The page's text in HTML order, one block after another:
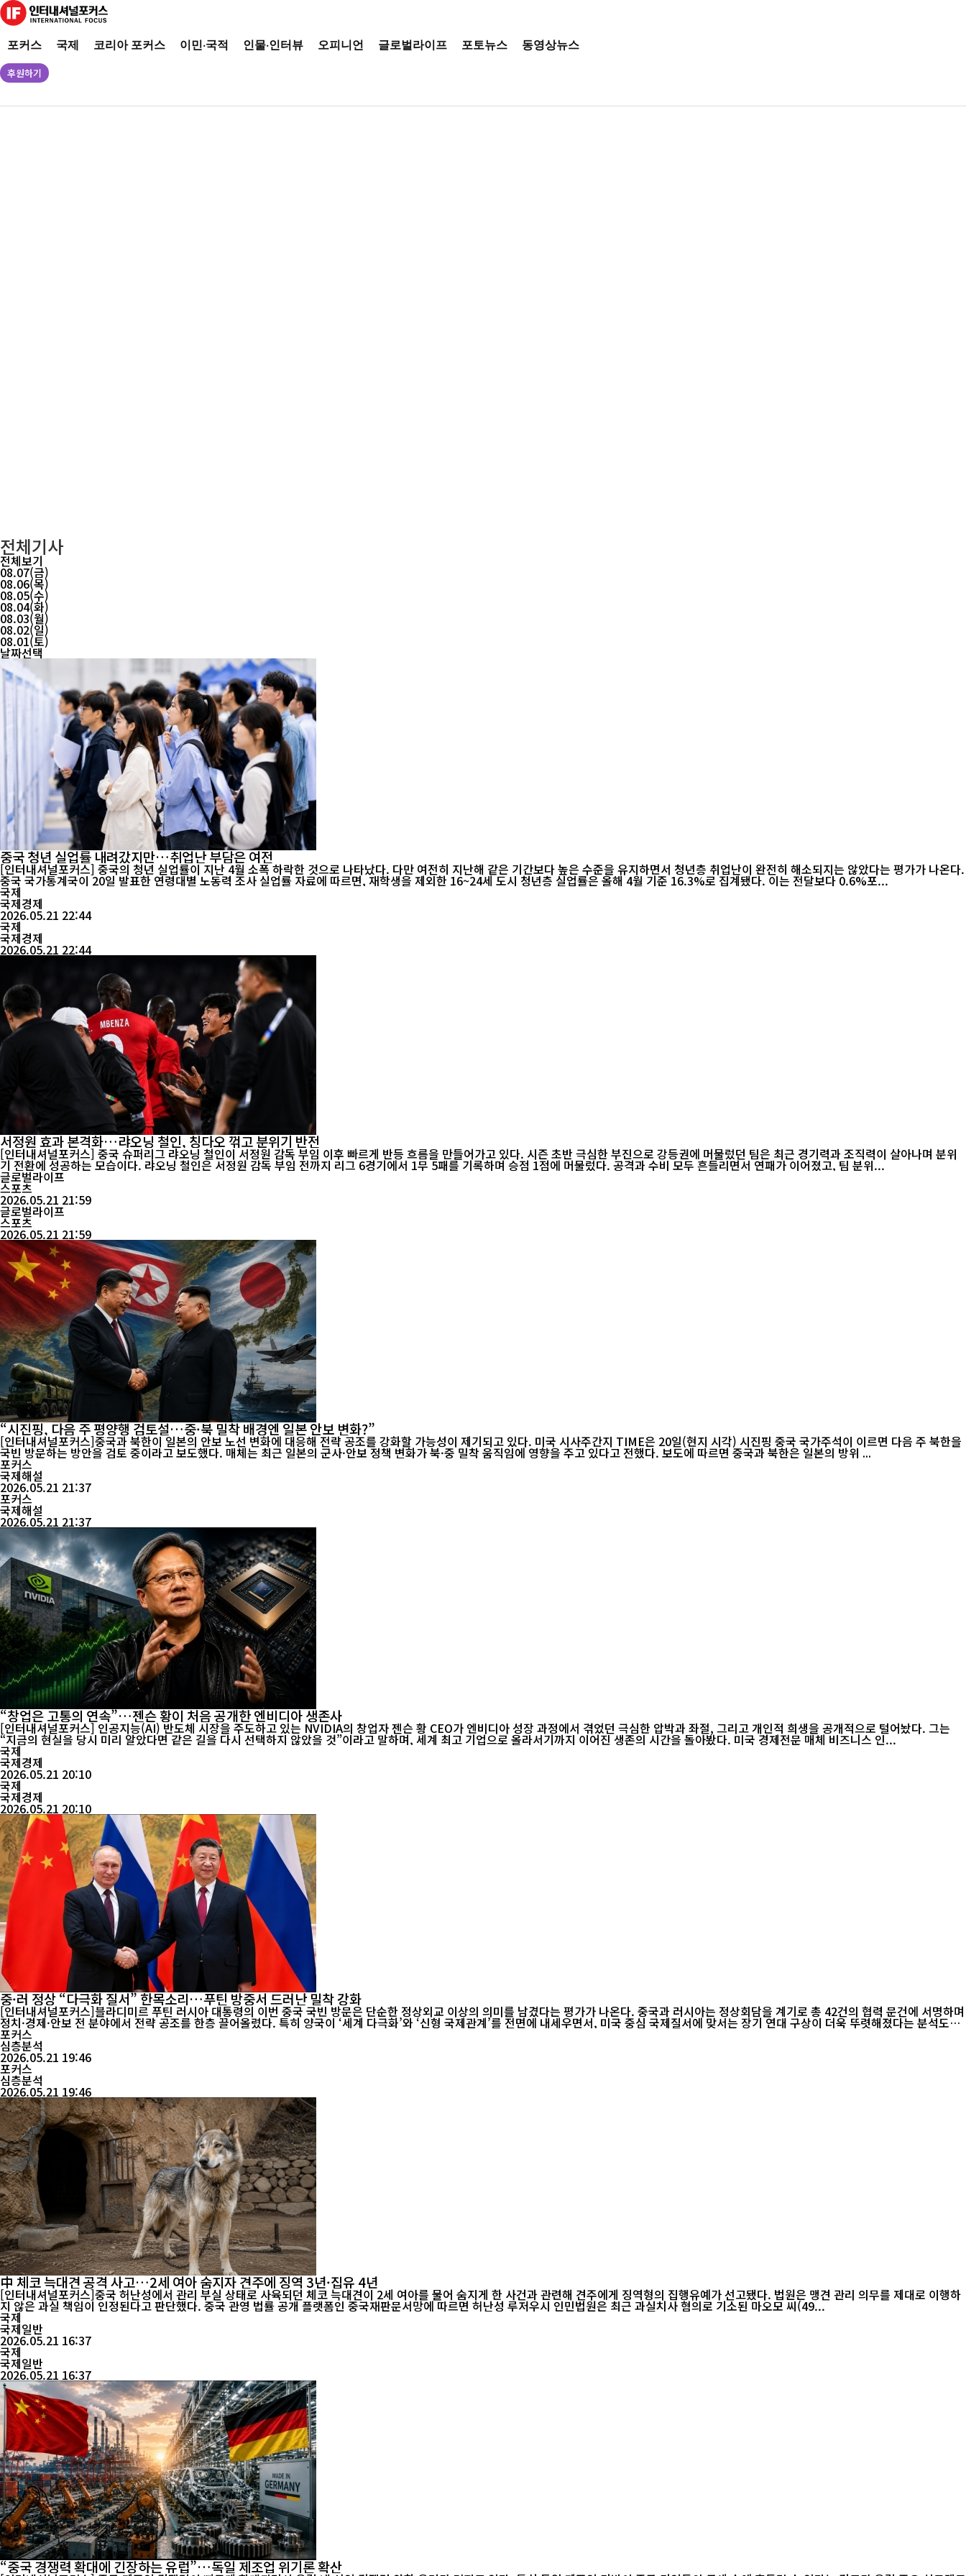
포커스 국제 코리아 포커스 이민·국적 인물·인터뷰 오피니언 글로벌라이프 포토뉴스 동영상뉴스
후원하기
전체기사
전체보기
08.07(금)
08.06(목)
08.05(수)
08.04(화)
08.03(월)
08.02(일)
08.01(토)
날짜선택
중국 청년 실업률 내려갔지만…취업난 부담은 여전
[인터내셔널포커스] 중국의 청년 실업률이 지난 4월 소폭 하락한 것으로 나타났다. 다만 여전히 지난해 같은 기간보다 높은 수준을 유지하면서 청년층 취업난이 완전히 해소되지는 않았다는 평가가 나온다.
중국 국가통계국이 20일 발표한 연령대별 노동력 조사 실업률 자료에 따르면, 재학생을 제외한 16~24세 도시 청년층 실업률은 올해 4월 기준 16.3%로 집계됐다. 이는 전달보다 0.6%포...
국제
국제경제
2026.05.21 22:44
국제
국제경제
2026.05.21 22:44
서정원 효과 본격화…랴오닝 철인, 칭다오 꺾고 분위기 반전
[인터내셔널포커스] 중국 슈퍼리그 랴오닝 철인이 서정원 감독 부임 이후 빠르게 반등 흐름을 만들어가고 있다. 시즌 초반 극심한 부진으로 강등권에 머물렀던 팀은 최근 경기력과 조직력이 살아나며 분위
기 전환에 성공하는 모습이다. 랴오닝 철인은 서정원 감독 부임 전까지 리그 6경기에서 1무 5패를 기록하며 승점 1점에 머물렀다. 공격과 수비 모두 흔들리면서 연패가 이어졌고, 팀 분위...
글로벌라이프
스포츠
2026.05.21 21:59
글로벌라이프
스포츠
2026.05.21 21:59
“시진핑, 다음 주 평양행 검토설…중·북 밀착 배경엔 일본 안보 변화?”
[인터내셔널포커스]중국과 북한이 일본의 안보 노선 변화에 대응해 전략 공조를 강화할 가능성이 제기되고 있다. 미국 시사주간지 TIME은 20일(현지 시각) 시진핑 중국 국가주석이 이르면 다음 주 북한을
국빈 방문하는 방안을 검토 중이라고 보도했다. 매체는 최근 일본의 군사·안보 정책 변화가 북·중 밀착 움직임에 영향을 주고 있다고 전했다. 보도에 따르면 중국과 북한은 일본의 방위 ...
포커스
국제해설
2026.05.21 21:37
포커스
국제해설
2026.05.21 21:37
“창업은 고통의 연속”…젠슨 황이 처음 공개한 엔비디아 생존사
[인터내셔널포커스] 인공지능(AI) 반도체 시장을 주도하고 있는 NVIDIA의 창업자 젠슨 황 CEO가 엔비디아 성장 과정에서 겪었던 극심한 압박과 좌절, 그리고 개인적 희생을 공개적으로 털어놨다. 그는
“지금의 현실을 당시 미리 알았다면 같은 길을 다시 선택하지 않았을 것”이라고 말하며, 세계 최고 기업으로 올라서기까지 이어진 생존의 시간을 돌아봤다. 미국 경제전문 매체 비즈니스 인...
국제
국제경제
2026.05.21 20:10
국제
국제경제
2026.05.21 20:10
중·러 정상 “다극화 질서” 한목소리…푸틴 방중서 드러난 밀착 강화
[인터내셔널포커스]블라디미르 푸틴 러시아 대통령의 이번 중국 국빈 방문은 단순한 정상외교 이상의 의미를 남겼다는 평가가 나온다. 중국과 러시아는 정상회담을 계기로 총 42건의 협력 문건에 서명하며
정치·경제·안보 전 분야에서 전략 공조를 한층 끌어올렸다. 특히 양국이 ‘세계 다극화’와 ‘신형 국제관계’를 전면에 내세우면서, 미국 중심 국제질서에 맞서는 장기 연대 구상이 더욱 뚜렷해졌다는 분석도
제기된다. ...
포커스
심층분석
2026.05.21 19:46
포커스
심층분석
2026.05.21 19:46
中 체코 늑대견 공격 사고…2세 여아 숨지자 견주에 징역 3년·집유 4년
[인터내셔널포커스]중국 허난성에서 관리 부실 상태로 사육되던 체코 늑대견이 2세 여아를 물어 숨지게 한 사건과 관련해 견주에게 징역형의 집행유예가 선고됐다. 법원은 맹견 관리 의무를 제대로 이행하
지 않은 과실 책임이 인정된다고 판단했다. 중국 관영 법률 공개 플랫폼인 중국재판문서망에 따르면 허난성 루저우시 인민법원은 최근 과실치사 혐의로 기소된 마오모 씨(49...
국제
국제일반
2026.05.21 16:37
국제
국제일반
2026.05.21 16:37
“중국 경쟁력 확대에 긴장하는 유럽”…독일 제조업 위기론 확산